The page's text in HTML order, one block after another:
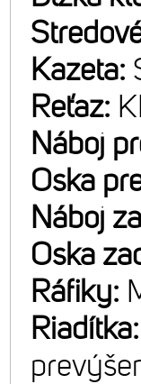
Kazeta:
Reťaz:
Náboj
Oska
Náboj
Oska
Ráfiky: